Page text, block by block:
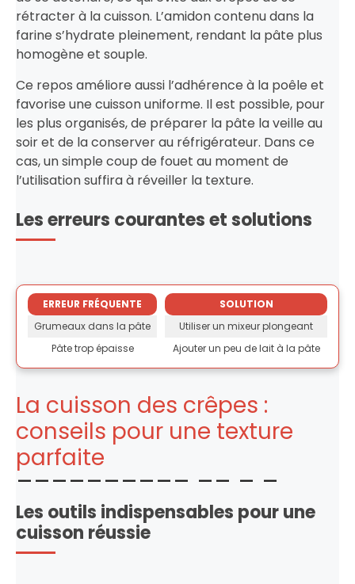
rétracter à la cuisson. L’amidon contenu dans la
farine s’hydrate pleinement, rendant la pâte plus
homogène et souple.
Ce repos améliore aussi l’adhérence à la poêle et
favorise une cuisson uniforme. Il est possible, pour
les plus organisés, de préparer la pâte la veille au
soir et de la conserver au réfrigérateur. Dans ce
cas, un simple coup de fouet au moment de
l’utilisation suffira à réveiller la texture.
Les erreurs courantes et solutions
ERREUR FRÉQUENTE
SOLUTION
Grumeaux dans la pâte
Utiliser un mixeur plongeant
Pâte trop épaisse
Ajouter un peu de lait à la pâte
La cuisson des crêpes :
conseils pour une texture
parfaite
Les outils indispensables pour une
cuisson réussie